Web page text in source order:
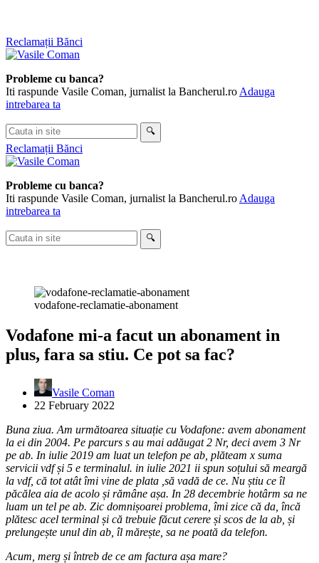
Skip
to
Reclamații Bănci
Probleme cu banca?
Iti raspunde Vasile Coman, jurnalist la Bancherul.ro Adauga
intrebarea ta
Cauta
in
site
🔍
Reclamații Bănci
Probleme cu banca?
Iti raspunde Vasile Coman, jurnalist la Bancherul.ro Adauga
intrebarea ta
Cauta
in
🔍
vodafone-reclamatie-abonament
Vodafone mi-a facut un abonament in
plus, fara sa stiu. Ce pot sa fac?
Vasile Coman
22 February 2022
Buna ziua. Am următoarea situație cu Vodafone: avem abonament
la ei din 2004. Pe parcurs s au mai adăugat 2 Nr, deci avem 3 Nr
pe ab. In iulie 2019 am luat un telefon pe ab, plăteam x suma
servicii vdf și 5 e terminalul. in iulie 2021 ii spun soțului să meargă
la vdf, că tot atât îmi vine de plata ,să vadă de ce. Nu știu ce îl
păcălea aia de acolo și rămâne așa. In 28 decembrie hotârm sa ne
luam un tel pe ab. Zic domnișoarei problema, îmi zice că da, încă
plătesc acel terminal și că trebuie făcut cerere și scos de la ab, și
prelungește unul din ab, îl mărește, sa ne poată da telefon.
Acum, merg și întreb de ce am factura așa mare?